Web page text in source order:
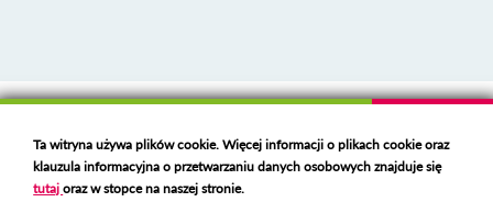
Deklaracja dostępności
Polski serwer RBL
https://polspam.pl/
Ta witryna używa plików cookie. Więcej informacji o plikach cookie oraz
klauzula informacyjna o przetwarzaniu danych osobowych znajduje się
tutajoraz w stopce na naszej stronie.